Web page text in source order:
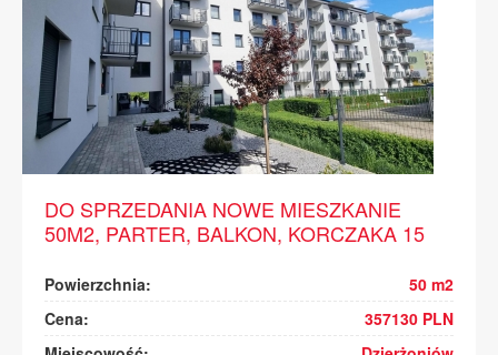
DO SPRZEDANIA NOWE MIESZKANIE
50M2, PARTER, BALKON, KORCZAKA 15
Powierzchnia:
50 m2
Cena:
357130 PLN